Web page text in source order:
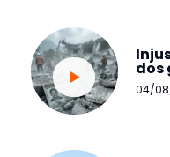
dos
04/